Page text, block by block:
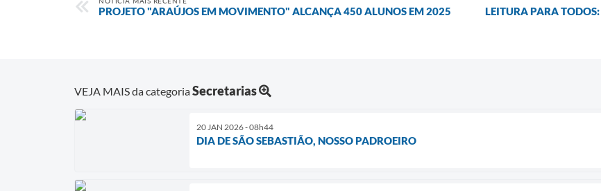
PROJETO "ARAÚJOS EM MOVIMENTO" ALCANÇA 450 ALUNOS EM 2025 LEITURA PARA
VEJA MAIS da categoriaSecretarias
20 JAN 2026 - 08h44
DIA DE SÃO SEBASTIÃO, NOSSO PADROEIRO